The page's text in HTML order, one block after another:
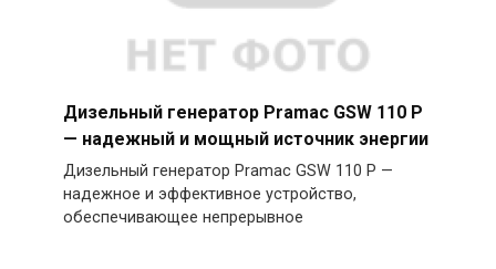
Дизельный генератор Pramac GSW 110 P
— надежный и мощный источник энергии
Дизельный генератор Pramac GSW 110 P —
надежное и эффективное устройство,
обеспечивающее непрерывное